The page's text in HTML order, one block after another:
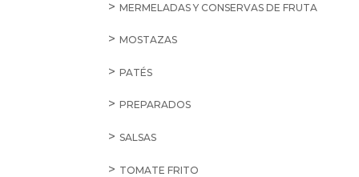
MERMELADAS Y CONSERVAS DE FRUTA
MOSTAZAS
PATÉS
PREPARADOS
SALSAS
TOMATE FRITO